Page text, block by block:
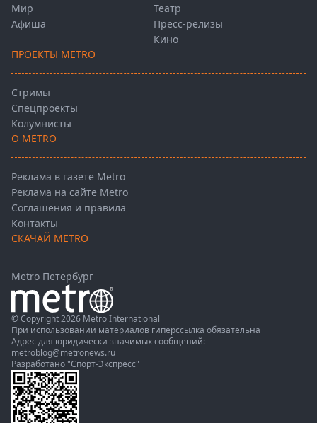
Мир
Афиша
Театр
Пресс-релизы
Кино
ПРОЕКТЫ METRO
Стримы
Спецпроекты
Колумнисты
О METRO
Реклама в газете Metro
Реклама на сайте Metro
Соглашения и правила
Контакты
СКАЧАЙ METRO
Metro Петербург
© Copyright 2026 Metro International
При использовании материалов гиперссылка обязательна
Адрес для юридически значимых сообщений:
metroblog@metronews.ru
Разработано "Спорт-Экспресс"